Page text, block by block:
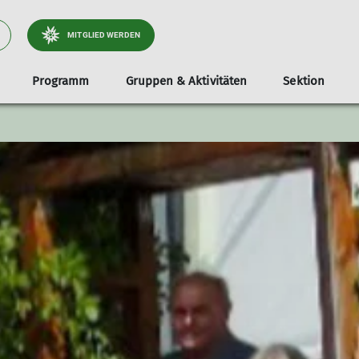
MITGLIED WERDEN
Programm
Infos & Anmeldung
Teilnahmevoraussetzung
Ausrüstungsliste
Schwierigkeitsbewertung
Gruppen & Aktivitäten
Bouldergruppe
Familien
Familienbouldern in
Familienbouldern in Otterfing
Sektion
& Naturschutz
Stützpunkte
Unsere Otterfinger Boulderstage
Services
Ausrüstungsverleih
Bibliothek
Mitgliedsdaten ändern
Mitfahrzentrale
Dokumente